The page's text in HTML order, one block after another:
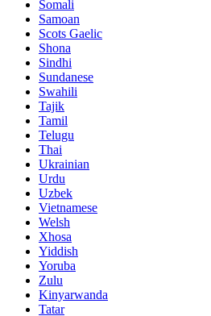
Somali
Samoan
Scots Gaelic
Shona
Sindhi
Sundanese
Swahili
Tajik
Tamil
Telugu
Thai
Ukrainian
Urdu
Uzbek
Vietnamese
Welsh
Xhosa
Yiddish
Yoruba
Zulu
Kinyarwanda
Tatar